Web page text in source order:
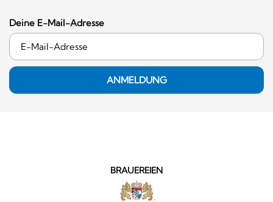
Deine E-Mail-Adresse
ANMELDUNG
BRAUEREIEN